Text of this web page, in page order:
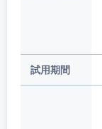
試用期間